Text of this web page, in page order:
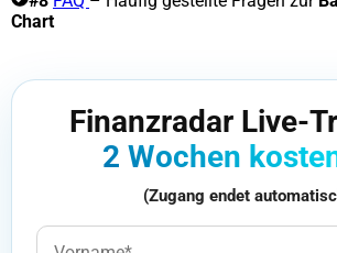
Chart
Finanzradar Live-
2 Wochen
(Zugang endet